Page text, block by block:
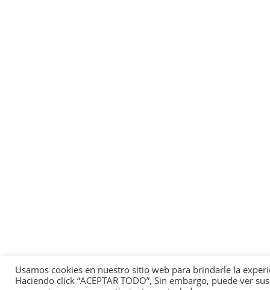
Usamos cookies en nuestro sitio web para brindarle la
Haciendo click “ACEPTAR TODO”, Sin embargo, puede ver